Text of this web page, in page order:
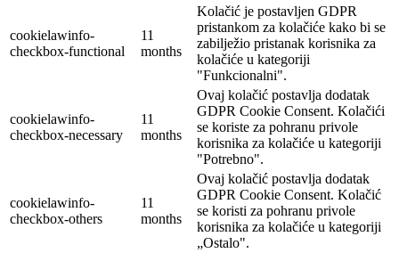
cookielawinfo-
checkbox-functional
11
months
Kolačić je postavljen GDPR
pristankom za kolačiće kako bi se
zabilježio pristanak korisnika za
kolačiće u kategoriji
"Funkcionalni".
cookielawinfo-
checkbox-necessary
11
months
Ovaj kolačić postavlja dodatak
GDPR Cookie Consent. Kolačići
se koriste za pohranu privole
korisnika za kolačiće u kategoriji
"Potrebno".
cookielawinfo-
checkbox-others
11
months
Ovaj kolačić postavlja dodatak
GDPR Cookie Consent. Kolačić
se koristi za pohranu privole
korisnika za kolačiće u kategoriji
„Ostalo".